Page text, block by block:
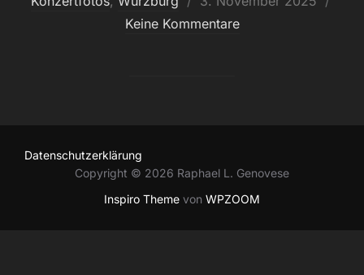
am
Keine Kommentare
Datenschutzerklärung
Copyright © 2026 Raphael L. Genovese
Inspiro Theme von WPZOOM